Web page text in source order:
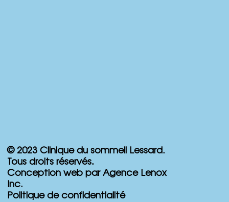
© 2023 Clinique du sommeil Lessard.
Tous droits réservés.
Conception web par Agence Lenox
Inc.
Politique de confidentialité